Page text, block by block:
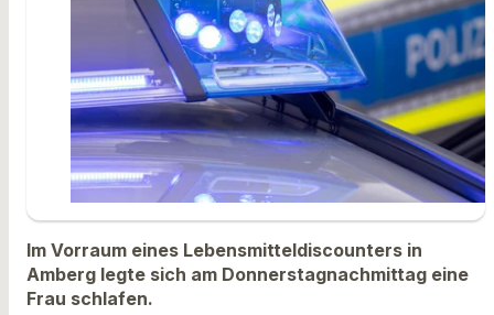
Im Vorraum eines Lebensmitteldiscounters in
Amberg legte sich am Donnerstagnachmittag eine
Frau schlafen.